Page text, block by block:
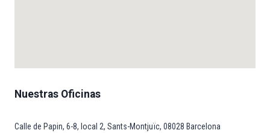
Nuestras Oficinas
Calle de Papin, 6-8, local 2, Sants-Montjuïc, 08028 Barcelona